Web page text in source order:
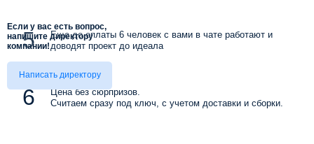
Еще до оплаты 6 человек с вами в чате работают и
доводят проект до идеала
Цена без сюрпризов.
Считаем сразу под ключ, с учетом доставки и сборки.
Если у вас есть вопрос,
напишите директору
компании!
Написать директору